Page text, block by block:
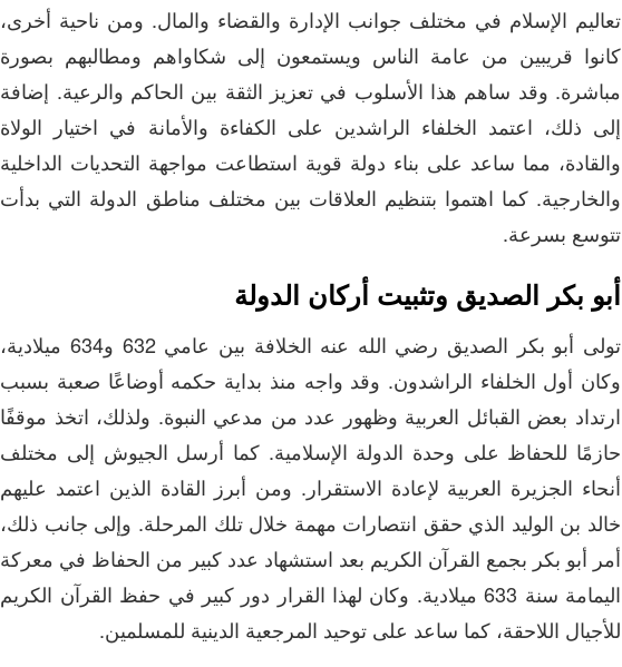
تعاليم الإسلام في مختلف جوانب الإدارة والقضاء والمال. ومن ناحية أخرى،
كانوا قريبين من عامة الناس ويستمعون إلى شكاواهم ومطالبهم بصورة
مباشرة. وقد ساهم هذا الأسلوب في تعزيز الثقة بين الحاكم والرعية. إضافة
إلى ذلك، اعتمد الخلفاء الراشدين على الكفاءة والأمانة في اختيار الولاة
والقادة، مما ساعد على بناء دولة قوية استطاعت مواجهة التحديات الداخلية
والخارجية. كما اهتموا بتنظيم العلاقات بين مختلف مناطق الدولة التي بدأت
تتوسع بسرعة.
أبو بكر الصديق وتثبيت أركان الدولة
تولى أبو بكر الصديق رضي الله عنه الخلافة بين عامي 632 و634 ميلادية،
وكان أول الخلفاء الراشدون. وقد واجه منذ بداية حكمه أوضاعًا صعبة بسبب
ارتداد بعض القبائل العربية وظهور عدد من مدعي النبوة. ولذلك، اتخذ موقفًا
حازمًا للحفاظ على وحدة الدولة الإسلامية. كما أرسل الجيوش إلى مختلف
أنحاء الجزيرة العربية لإعادة الاستقرار. ومن أبرز القادة الذين اعتمد عليهم
خالد بن الوليد الذي حقق انتصارات مهمة خلال تلك المرحلة. وإلى جانب ذلك،
أمر أبو بكر بجمع القرآن الكريم بعد استشهاد عدد كبير من الحفاظ في معركة
اليمامة سنة 633 ميلادية. وكان لهذا القرار دور كبير في حفظ القرآن الكريم
للأجيال اللاحقة، كما ساعد على توحيد المرجعية الدينية للمسلمين.